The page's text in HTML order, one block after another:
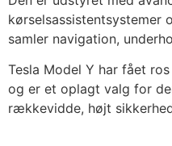
kørselsassistentsystemer
samler navigation,
Tesla Model Y har fået
og er et oplagt valg for
rækkevidde, højt